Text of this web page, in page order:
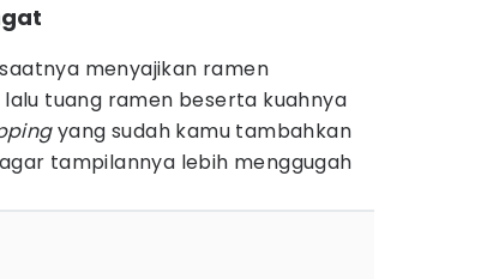
menyajikan ramen
tuang ramen beserta kuahnya
yang sudah kamu tambahkan
tampilannya lebih menggugah